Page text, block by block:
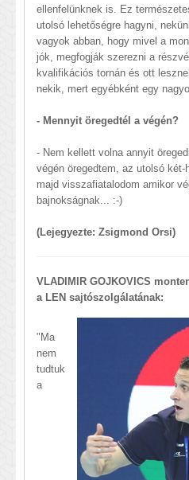
ellenfelünknek is. Ez
utolsó lehetőségre hagyni,
vagyok abban, hogy mivel a
jók, megfogják szerezni a
kvalifikációs tornán és ott
nekik, mert egyébként egy
- Mennyit öregedtél a végén?
- Nem kellett volna annyit
végén öregedtem, az utolsó
majd visszafiatalodom amikor
bajnokságnak... :-)
(Lejegyezte: Zsigmond Orsi)
VLADIMIR GOJKOVICS
a LEN sajtószolgálatának:
​"Ma
nem
tudtuk
a